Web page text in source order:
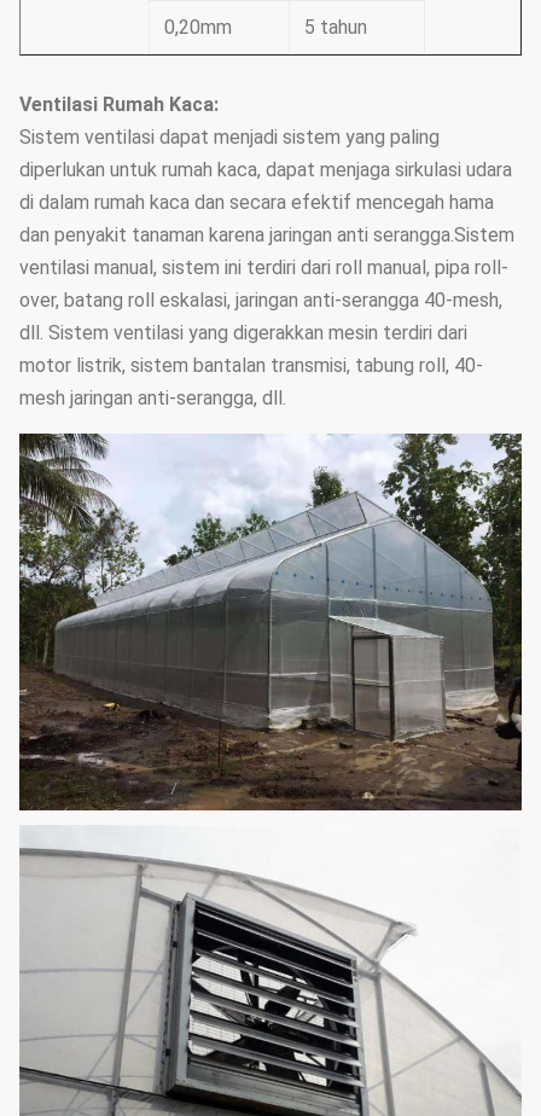
0,20mm 5 tahun
Ventilasi Rumah Kaca:
Sistem ventilasi dapat menjadi sistem yang paling
diperlukan untuk rumah kaca, dapat menjaga sirkulasi udara
di dalam rumah kaca dan secara efektif mencegah hama
dan penyakit tanaman karena jaringan anti serangga.Sistem
ventilasi manual, sistem ini terdiri dari roll manual, pipa roll-
over, batang roll eskalasi, jaringan anti-serangga 40-mesh,
dll. Sistem ventilasi yang digerakkan mesin terdiri dari
motor listrik, sistem bantalan transmisi, tabung roll, 40-
mesh jaringan anti-serangga, dll.